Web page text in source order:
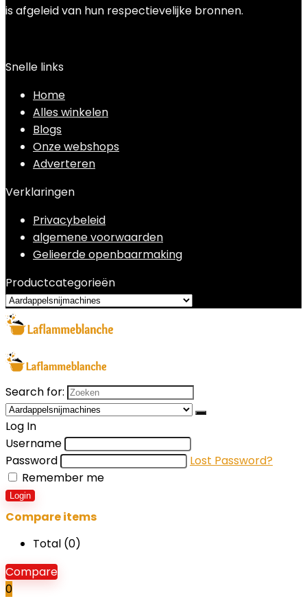
is afgeleid van hun respectievelijke bronnen.
Snelle links
Home
Alles winkelen
Blogs
Onze webshops
Adverteren
Verklaringen
Privacybeleid
algemene voorwaarden
Gelieerde openbaarmaking
Productcategorieën
Search for:
Log In
Username
Password
Lost Password?
Remember me
Login
Compare items
Total (0)
Compare
0